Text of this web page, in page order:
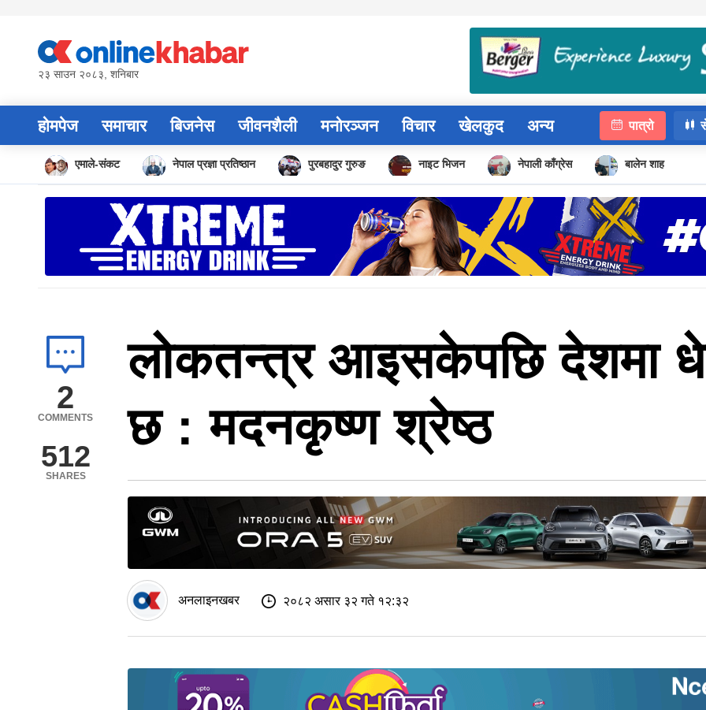
content
२३ साउन २०८३, शनिबार
होमपेज समाचार बिजनेस जीवनशैली मनोरञ्जन विचार खेलकुद अन्य पात्रो
एमाले-संकट नेपाल प्रज्ञा प्रतिष्ठान पुरबहादुर गुरुङ नाइट भिजन नेपाली काँग्रेस बालेन शाह
2
COMMENTS
512
SHARES
लोकतन्त्र आइसकेपछि देशमा
छ : मदनकृष्ण श्रेष्ठ
अनलाइनखबर २०८२ असार ३२ गते १२:३२